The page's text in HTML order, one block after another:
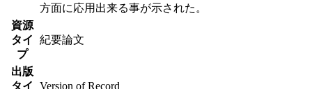
方面に応用出来る事が示された。
資源
タイ
プ
紀要論文
出版
タイ
Version of Record